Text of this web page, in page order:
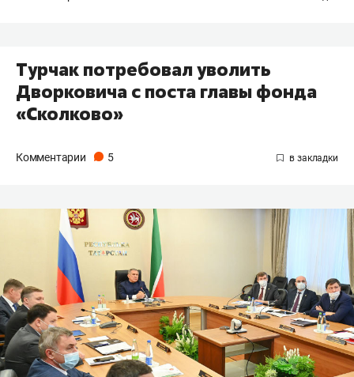
Турчак потребовал уволить
Дворковича с поста главы фонда
«Сколково»
Комментарии 5